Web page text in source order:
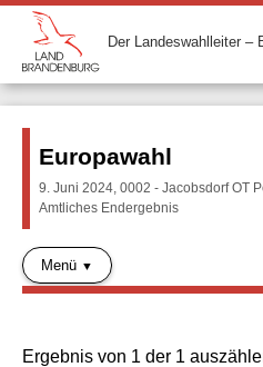
Der Landeswahlleiter –
Europawahl
9. Juni 2024, 0002 - Jacobsdorf OT
Amtliches Endergebnis
Menü
Ergebnis von 1 der 1